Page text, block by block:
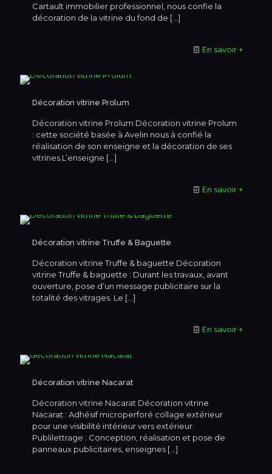
Cartault immobilier professionnel, nous confie la
décoration de la vitrine du fond de […]
En savoir +
Décoration vitrine Prolum
Décoration vitrine Prolum Décoration vitrine Prolum
: cette société basée à Avelin nous à confié la
réalisation de son enseigne et la décoration de ses
vitrines.L’enseigne […]
En savoir +
Décoration vitrine Truffe & Baguette
Décoration vitrine Truffe & baguette Décoration
vitrine Truffe & baguette : Durant les travaux, avant
ouverture, pose d’un message publicitaire sur la
totalité des vitrages. Le […]
En savoir +
Décoration vitrine Nacarat
Décoration vitrine Nacarat Décoration vitrine
Nacarat : Adhésif microperforé collage extérieur
pour une visibilité intérieur vers extérieur.
Publilettrage : Conception, réalisation et pose de
panneaux publicitaires, enseignes […]